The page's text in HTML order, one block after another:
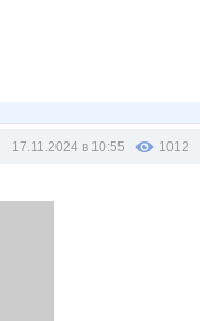
17.11.2024 в 10:55 1012